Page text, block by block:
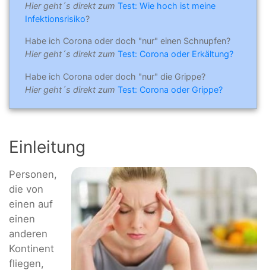
Hier geht´s direkt zum Test: Wie hoch ist meine
Infektionsrisiko?
Habe ich Corona oder doch "nur" einen Schnupfen?
Hier geht´s direkt zum Test: Corona oder Erkältung?
Habe ich Corona oder doch "nur" die Grippe?
Hier geht´s direkt zum Test: Corona oder Grippe?
Einleitung
Personen,
die von
einen auf
einen
anderen
Kontinent
fliegen,